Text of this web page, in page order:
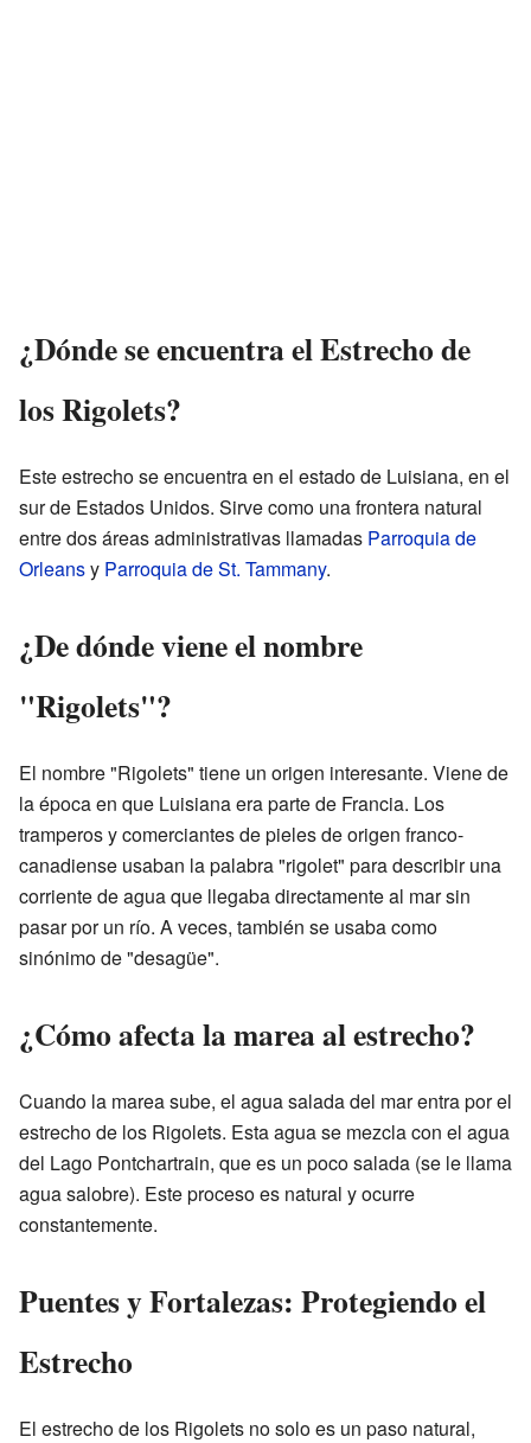
¿Dónde se encuentra el Estrecho de
los Rigolets?
Este estrecho se encuentra en el estado de Luisiana, en el
sur de Estados Unidos. Sirve como una frontera natural
entre dos áreas administrativas llamadas Parroquia de
Orleansy Parroquia de St. Tammany.
¿De dónde viene el nombre
"Rigolets"?
El nombre "Rigolets" tiene un origen interesante. Viene de
la época en que Luisiana era parte de Francia. Los
tramperos y comerciantes de pieles de origen franco-
canadiense usaban la palabra "rigolet" para describir una
corriente de agua que llegaba directamente al mar sin
pasar por un río. A veces, también se usaba como
sinónimo de "desagüe".
¿Cómo afecta la marea al estrecho?
Cuando la marea sube, el agua salada del mar entra por el
estrecho de los Rigolets. Esta agua se mezcla con el agua
del Lago Pontchartrain, que es un poco salada (se le llama
agua salobre). Este proceso es natural y ocurre
constantemente.
Puentes y Fortalezas: Protegiendo el
Estrecho
El estrecho de los Rigolets no solo es un paso natural,